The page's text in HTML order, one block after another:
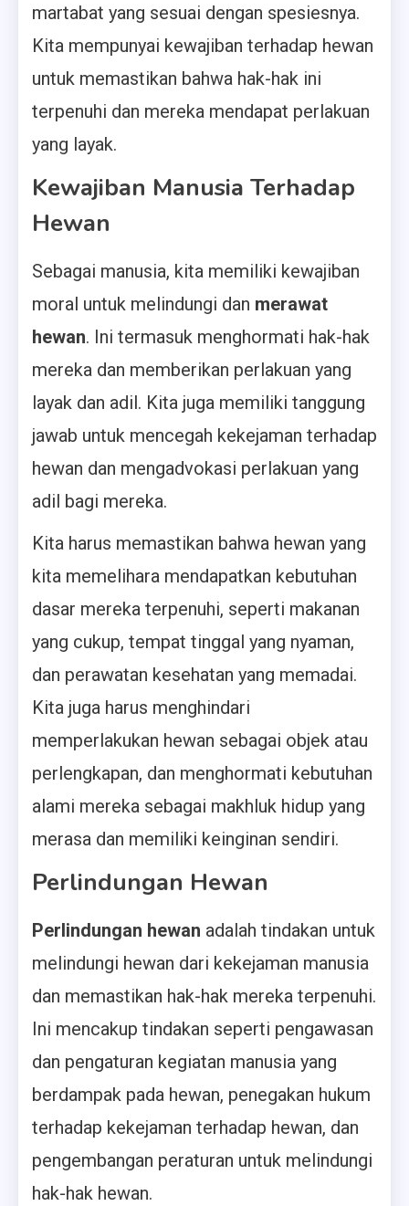
martabat yang sesuai dengan spesiesnya.
Kita mempunyai kewajiban terhadap hewan
untuk memastikan bahwa hak-hak ini
terpenuhi dan mereka mendapat perlakuan
yang layak.
Kewajiban Manusia Terhadap
Hewan
Sebagai manusia, kita memiliki kewajiban
moral untuk melindungi dan merawat
hewan. Ini termasuk menghormati hak-hak
mereka dan memberikan perlakuan yang
layak dan adil. Kita juga memiliki tanggung
jawab untuk mencegah kekejaman terhadap
hewan dan mengadvokasi perlakuan yang
adil bagi mereka.
Kita harus memastikan bahwa hewan yang
kita memelihara mendapatkan kebutuhan
dasar mereka terpenuhi, seperti makanan
yang cukup, tempat tinggal yang nyaman,
dan perawatan kesehatan yang memadai.
Kita juga harus menghindari
memperlakukan hewan sebagai objek atau
perlengkapan, dan menghormati kebutuhan
alami mereka sebagai makhluk hidup yang
merasa dan memiliki keinginan sendiri.
Perlindungan Hewan
Perlindungan hewan adalah tindakan untuk
melindungi hewan dari kekejaman manusia
dan memastikan hak-hak mereka terpenuhi.
Ini mencakup tindakan seperti pengawasan
dan pengaturan kegiatan manusia yang
berdampak pada hewan, penegakan hukum
terhadap kekejaman terhadap hewan, dan
pengembangan peraturan untuk melindungi
hak-hak hewan.